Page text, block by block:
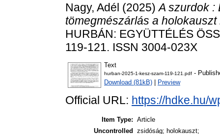
Nagy, Adél (2025)A szurdok :
tömegmészárlás a
HURBÁN: EGYÜTTÉLÉS
119-121. ISSN 3004-023X
Text
hurban-2025-1-kesz-szam-119-121.pdf -
Download (81kB)
Preview
Official URL: https://hdke.hu/
Item Type: Article
Uncontrolled
zsidóság; holokauszt;